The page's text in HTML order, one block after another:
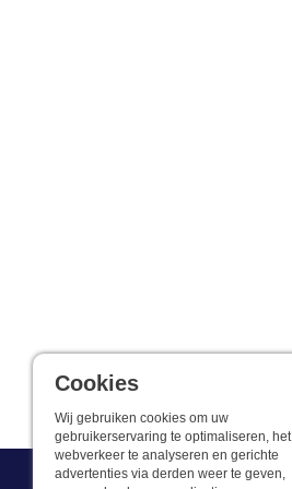
Cookies
Wij gebruiken cookies om uw
gebruikerservaring te optimaliseren, het
webverkeer te analyseren en gerichte
advertenties via derden weer te geven,